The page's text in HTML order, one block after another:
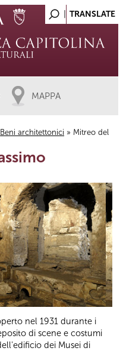
MAPPA
Beni architettonici » Mitreo del
nel 1931 durante i
di scene e costumi
dei Musei di